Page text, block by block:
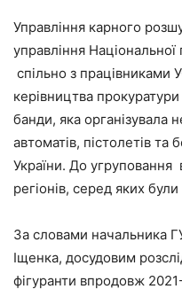
Управління карного
управління Національної
спільно з працівниками
керівництва прокуратури
банди, яка організувала
автоматів, пістолетів та
України. До угруповання
регіонів, серед яких
За словами начальника
Іщенка, досудовим
фігуранти впродовж